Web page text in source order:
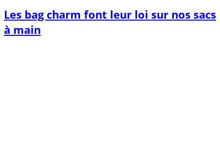
Les bag charm font leur loi sur nos sacs
à main